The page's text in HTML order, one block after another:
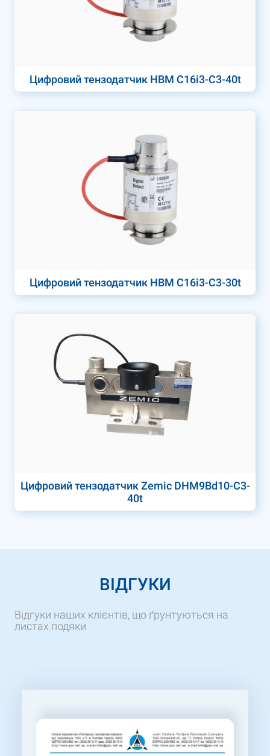
Цифровий тензодатчик HBM C16i3-C3-40t
Цифровий тензодатчик HBM C16i3-C3-30t
Цифровий тензодатчик Zemic DHM9Bd10-C3-
40t
ВІДГУКИ
Відгуки наших клієнтів, що ґрунтуються на
листах подяки